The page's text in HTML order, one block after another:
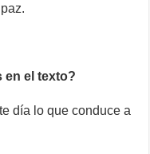
en el texto?
día lo que conduce a